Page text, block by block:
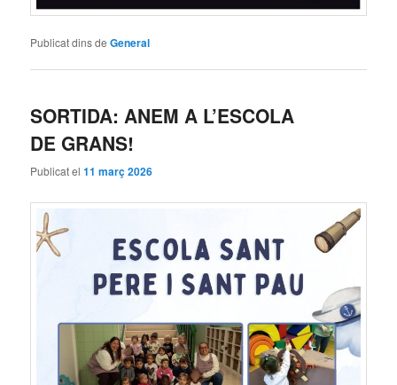
Publicat dins de General
SORTIDA: ANEM A L’ESCOLA
DE GRANS!
Publicat el11 març 2026